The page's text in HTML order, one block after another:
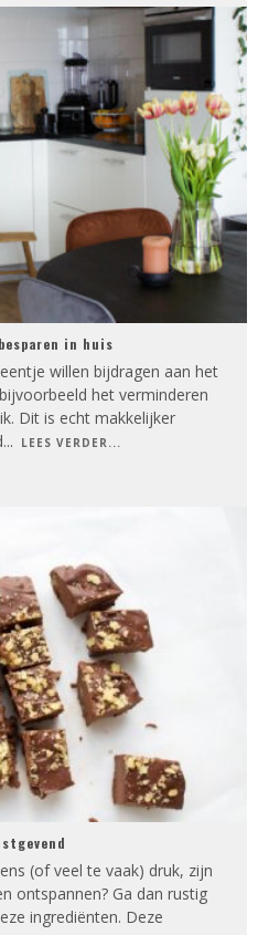
in huis
willen bijdragen aan het
het verminderen
Dit is echt makkelijker
... LEES VERDER...
(of veel te vaak) druk, zijn
ontspannen? Ga dan rustig
ingrediënten. Deze